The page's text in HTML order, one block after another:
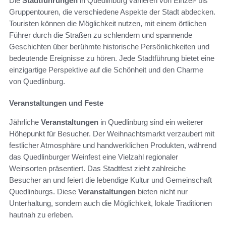
Gruppentouren, die verschiedene Aspekte der Stadt abdecken.
Touristen können die Möglichkeit nutzen, mit einem örtlichen
Führer durch die Straßen zu schlendern und spannende
Geschichten über berühmte historische Persönlichkeiten und
bedeutende Ereignisse zu hören. Jede Stadtführung bietet eine
einzigartige Perspektive auf die Schönheit und den Charme
von Quedlinburg.
Veranstaltungen und Feste
Jährliche Veranstaltungen in Quedlinburg sind ein weiterer
Höhepunkt für Besucher. Der Weihnachtsmarkt verzaubert mit
festlicher Atmosphäre und handwerklichen Produkten, während
das Quedlinburger Weinfest eine Vielzahl regionaler
Weinsorten präsentiert. Das Stadtfest zieht zahlreiche
Besucher an und feiert die lebendige Kultur und Gemeinschaft
Quedlinburgs. Diese Veranstaltungen bieten nicht nur
Unterhaltung, sondern auch die Möglichkeit, lokale Traditionen
hautnah zu erleben.